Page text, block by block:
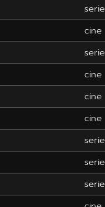
serie
cine
serie
cine
cine
cine
serie
serie
serie